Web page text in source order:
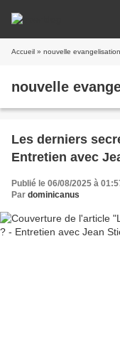
Accueil » nouvelle evangelisation
nouvelle
Les derniers
Entretien avec
Publié le 06/08/2025 à
Par dominicanus